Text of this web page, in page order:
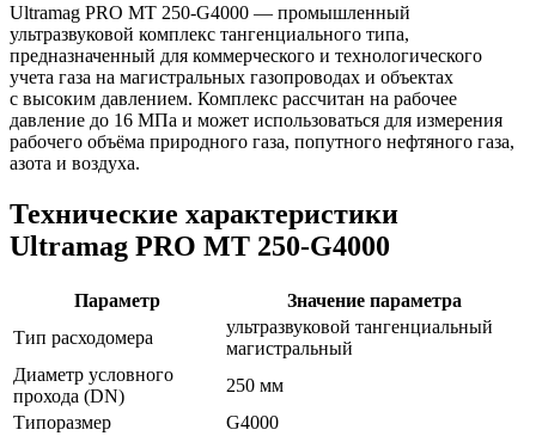
Ultramag PRO MT 250-G4000 — промышленный
ультразвуковой комплекс тангенциального типа,
предназначенный для коммерческого и технологического
учета газа на магистральных газопроводах и объектах
с высоким давлением. Комплекс рассчитан на рабочее
давление до 16 МПа и может использоваться для измерения
рабочего объёма природного газа, попутного нефтяного газа,
азота и воздуха.
Технические характеристики
Ultramag PRO MT 250-G4000
Параметр
Значение параметра
Тип расходомера
ультразвуковой тангенциальный
магистральный
Диаметр условного
прохода (DN)
250 мм
Типоразмер
G4000